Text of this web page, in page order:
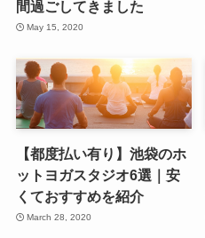
間過ごしてきました
May 15, 2020
【都度払い有り】池袋のホ
ットヨガスタジオ6選｜安
くておすすめを紹介
March 28, 2020